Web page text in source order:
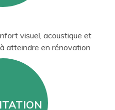
visuel, acoustique et
atteindre en rénovation